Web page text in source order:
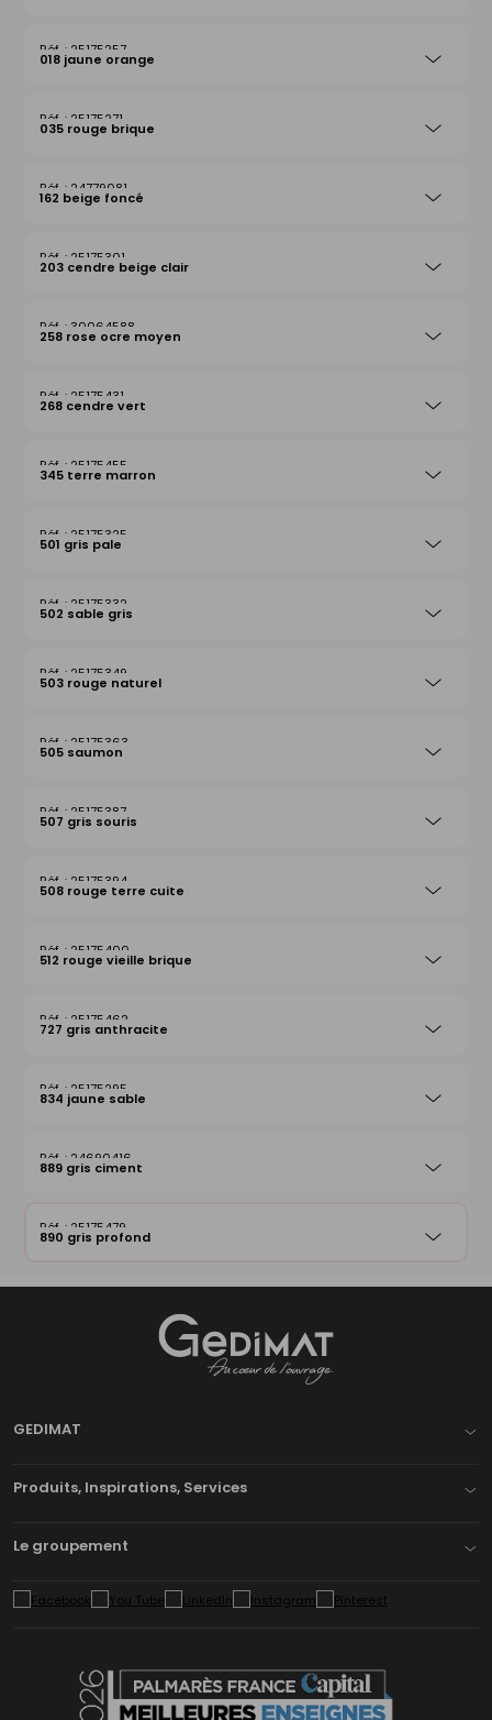
25175257
018 jaune orange
25175271
035 rouge brique
24779081
162 beige foncé
25175301
203 cendre beige clair
30064588
258 rose ocre moyen
25175431
268 cendre vert
25175455
345 terre marron
25175325
501 gris pale
25175332
502 sable gris
25175349
503 rouge naturel
25175363
505 saumon
25175387
507 gris souris
25175394
508 rouge terre cuite
25175400
512 rouge vieille brique
25175462
727 gris anthracite
25175295
834 jaune sable
24690416
889 gris ciment
25175479
890 gris profond
GEDIMAT
Produits, Inspirations, Services
Le groupement